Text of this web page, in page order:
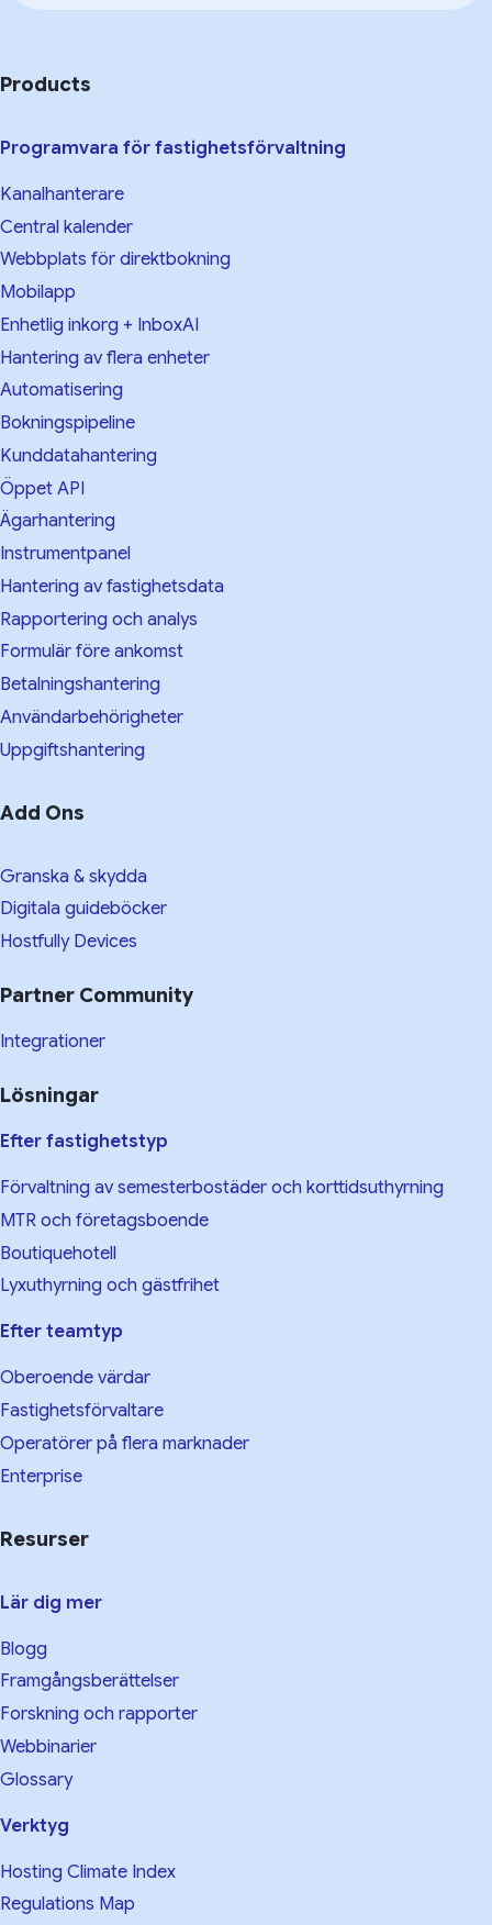
Products
Programvara för fastighetsförvaltning
Kanalhanterare
Central kalender
Webbplats för direktbokning
Mobilapp
Enhetlig inkorg + InboxAI
Hantering av flera enheter
Automatisering
Bokningspipeline
Kunddatahantering
Öppet API
Ägarhantering
Instrumentpanel
Hantering av fastighetsdata
Rapportering och analys
Formulär före ankomst
Betalningshantering
Användarbehörigheter
Uppgiftshantering
Add Ons
Granska & skydda
Digitala guideböcker
Hostfully Devices
Partner Community
Integrationer
Lösningar
Efter fastighetstyp
Förvaltning av semesterbostäder och korttidsuthyrning
MTR och företagsboende
Boutiquehotell
Lyxuthyrning och gästfrihet
Efter teamtyp
Oberoende värdar
Fastighetsförvaltare
Operatörer på flera marknader
Enterprise
Resurser
Lär dig mer
Blogg
Framgångsberättelser
Forskning och rapporter
Webbinarier
Glossary
Verktyg
Hosting Climate Index
Regulations Map